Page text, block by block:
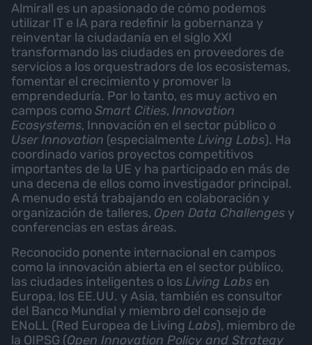
Almirall es un apasionado de cómo podemos
utilizar IT e IA para redefinir la gobernanza y
reinventar la ciudadanía en el siglo XXI
transformando las ciudades en proveedores de
servicios a los orquestradors de los ecosistemas,
fomentar el crecimiento y promover la
emprendeduría. Por lo tanto, es muy activo en
campos comoSmart Cities, Innovation
Ecosystems, Innovación en el sector público o
UserInnovation (especialmente Living Labs). Ha
coordinado varios proyectos competitivos
importantes de la UE y ha participado en más de
una decena de ellos como investigador principal.
A menudo está trabajando en colaboración y
organización de talleres, Open Data Challenges y
conferencias en estas áreas.
Reconocido ponente internacional en campos
como la innovación abierta en el sector público,
las ciudades inteligentes o losLiving Labs en
Europa, los EE.UU. y Asia, también es consultor
del Banco Mundial y miembro del consejo de
ENoLL (Red Europea de Living Labs), miembro de
la OIPSG (Open Innovation Policy and Strategy